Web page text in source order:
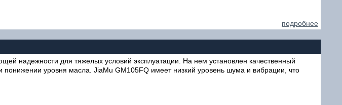
подробнее
надежности для тяжелых условий эксплуатации. На нем установлен качественный
понижении уровня масла. JiaMu GM105FQ имеет низкий уровень шума и вибрации, что